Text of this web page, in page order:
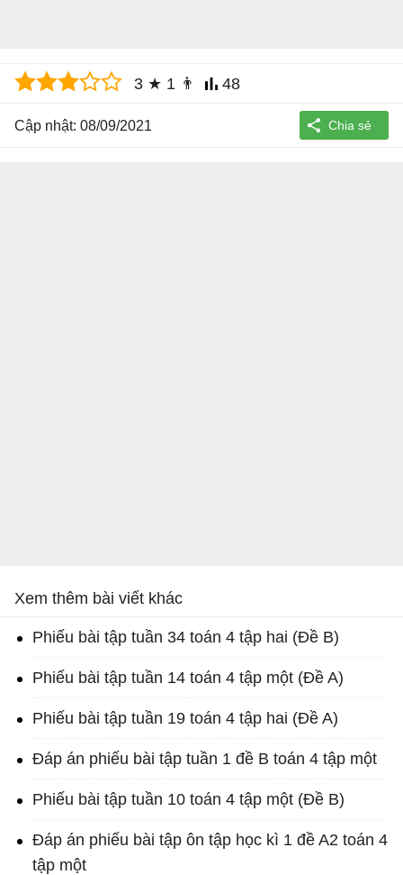
3 ★ 1 👨 48
Cập nhật: 08/09/2021
Xem thêm bài viết khác
Phiếu bài tập tuần 34 toán 4 tập hai (Đề B)
Phiếu bài tập tuần 14 toán 4 tập một (Đề A)
Phiếu bài tập tuần 19 toán 4 tập hai (Đề A)
Đáp án phiếu bài tập tuần 1 đề B toán 4 tập một
Phiếu bài tập tuần 10 toán 4 tập một (Đề B)
Đáp án phiếu bài tập ôn tập học kì 1 đề A2 toán 4
tập một